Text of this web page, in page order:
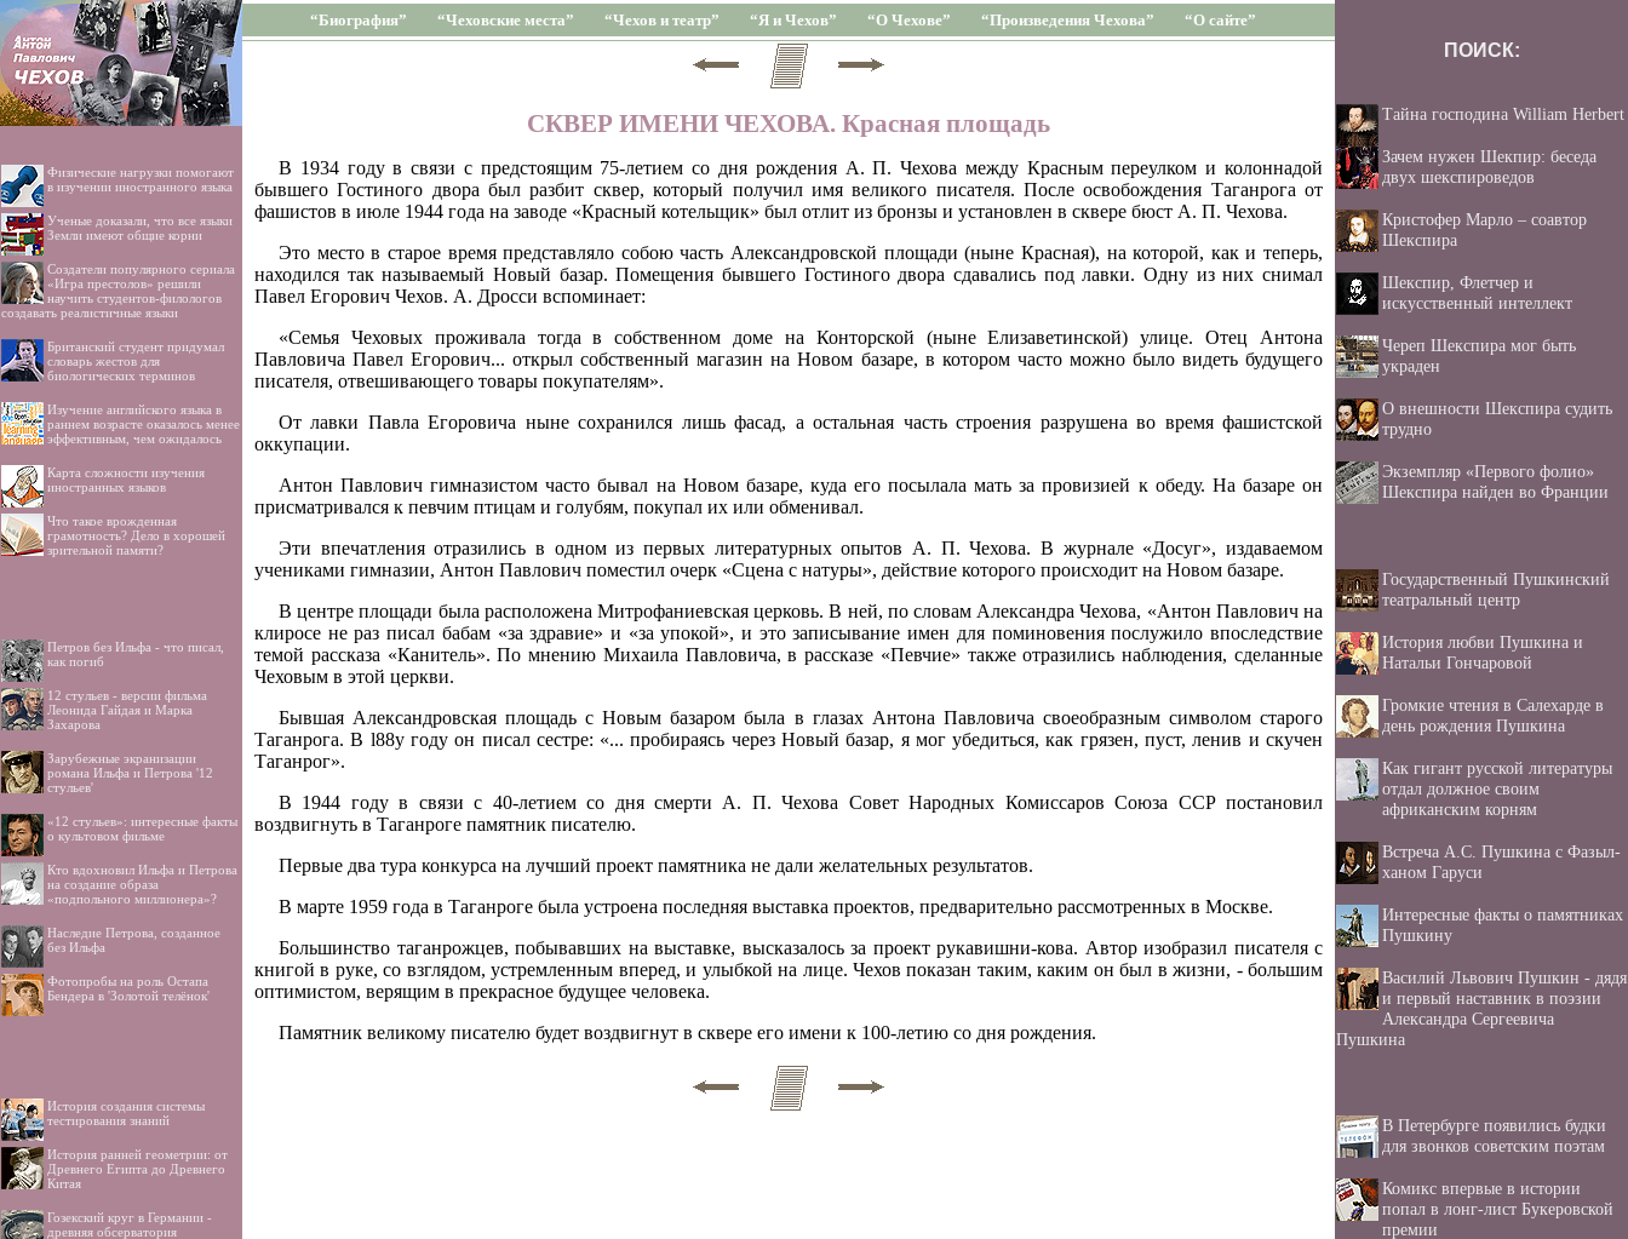
“Биография” “Чеховские места” “Чехов и театр” “Я и Чехов” “О Чехове” “Произведения Чехова” “О сайте”
Физические нагрузки помогают
в изучении иностранного языка
Ученые доказали, что все языки
Земли имеют общие корни
Создатели популярного сериала
«Игра престолов» решили
научить студентов-филологов
создавать реалистичные языки
Британский студент придумал
словарь жестов для
биологических терминов
Изучение английского языка в
раннем возрасте оказалось менее
эффективным, чем ожидалось
Карта сложности изучения
иностранных языков
Что такое врожденная
грамотность? Дело в хорошей
зрительной памяти?
Петров без Ильфа - что писал,
как погиб
12 стульев - версии фильма
Леонида Гайдая и Марка
Захарова
Зарубежные экранизации
романа Ильфа и Петрова '12
стульев'
«12 стульев»: интересные факты
о культовом фильме
Кто вдохновил Ильфа и Петрова
на создание образа
«подпольного миллионера»?
Наследие Петрова, созданное
без Ильфа
Фотопробы на роль Остапа
Бендера в 'Золотой телёнок'
История создания системы
тестирования знаний
История ранней геометрии: от
Древнего Египта до Древнего
Китая
Гозекский круг в Германии -
древняя обсерватория
СКВЕР ИМЕНИ ЧЕХОВА. Красная площадь
В 1934 году в связи с предстоящим 75-летием со дня рождения А. П. Чехова между Красным переулком и колоннадой
бывшего Гостиного двора был разбит сквер, который получил имя великого писателя. После освобождения Таганрога от
фашистов в июле 1944 года на заводе «Красный котельщик» был отлит из бронзы и установлен в сквере бюст А. П. Чехова.
Это место в старое время представляло собою часть Александровской площади (ныне Красная), на которой, как и теперь,
находился так называемый Новый базар. Помещения бывшего Гостиного двора сдавались под лавки. Одну из них снимал
Павел Егорович Чехов. А. Дросси вспоминает:
«Семья Чеховых проживала тогда в собственном доме на Конторской (ныне Елизаветинской) улице. Отец Антона
Павловича Павел Егорович... открыл собственный магазин на Новом базаре, в котором часто можно было видеть будущего
писателя, отвешивающего товары покупателям».
От лавки Павла Егоровича ныне сохранился лишь фасад, а остальная часть строения разрушена во время фашистской
оккупации.
Антон Павлович гимназистом часто бывал на Новом базаре, куда его посылала мать за провизией к обеду. На базаре он
присматривался к певчим птицам и голубям, покупал их или обменивал.
Эти впечатления отразились в одном из первых литературных опытов А. П. Чехова. В журнале «Досуг», издаваемом
учениками гимназии, Антон Павлович поместил очерк «Сцена с натуры», действие которого происходит на Новом базаре.
В центре площади была расположена Митрофаниевская церковь. В ней, по словам Александра Чехова, «Антон Павлович на
клиросе не раз писал бабам «за здравие» и «за упокой», и это записывание имен для поминовения послужило впоследствие
темой рассказа «Канитель». По мнению Михаила Павловича, в рассказе «Певчие» также отразились наблюдения, сделанные
Чеховым в этой церкви.
Бывшая Александровская площадь с Новым базаром была в глазах Антона Павловича своеобразным символом старого
Таганрога. В l88y году он писал сестре: «... пробираясь через Новый базар, я мог убедиться, как грязен, пуст, ленив и скучен
Таганрог».
В 1944 году в связи с 40-летием со дня смерти А. П. Чехова Совет Народных Комиссаров Союза ССР постановил
воздвигнуть в Таганроге памятник писателю.
Первые два тура конкурса на лучший проект памятника не дали желательных результатов.
В марте 1959 года в Таганроге была устроена последняя выставка проектов, предварительно рассмотренных в Москве.
Большинство таганрожцев, побывавших на выставке, высказалось за проект рукавишни-кова. Автор изобразил писателя с
книгой в руке, со взглядом, устремленным вперед, и улыбкой на лице. Чехов показан таким, каким он был в жизни, - большим
оптимистом, верящим в прекрасное будущее человека.
Памятник великому писателю будет воздвигнут в сквере его имени к 100-летию со дня рождения.
ПОИСК:
Тайна господина William Herbert
Зачем нужен Шекпир: беседа
двух шекспироведов
Кристофер Марло – соавтор
Шекспира
Шекспир, Флетчер и
искусственный интеллект
Череп Шекспира мог быть
украден
О внешности Шекспира судить
трудно
Экземпляр «Первого фолио»
Шекспира найден во Франции
Государственный Пушкинский
театральный центр
История любви Пушкина и
Натальи Гончаровой
Громкие чтения в Салехарде в
день рождения Пушкина
Как гигант русской литературы
отдал должное своим
африканским корням
Встреча А.С. Пушкина с Фазыл-
ханом Гаруси
Интересные факты о памятниках
Пушкину
Василий Львович Пушкин - дядя
и первый наставник в поэзии
Александра Сергеевича
Пушкина
В Петербурге появились будки
для звонков советским поэтам
Комикс впервые в истории
попал в лонг-лист Букеровской
премии